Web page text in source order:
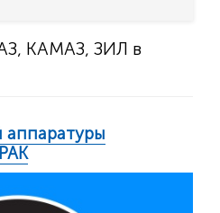
КАМАЗ, ЗИЛ в